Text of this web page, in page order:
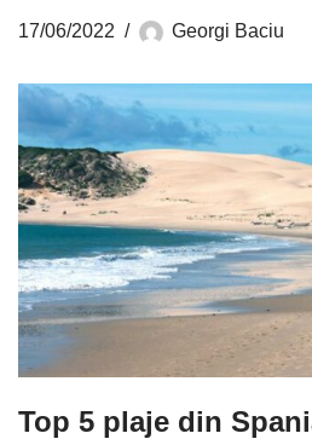
17/06/2022 Georgi Baciu
Top 5 plaje din